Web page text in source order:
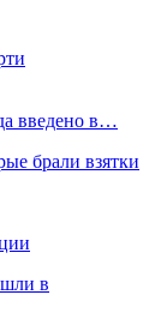
введено в…
брали взятки
в